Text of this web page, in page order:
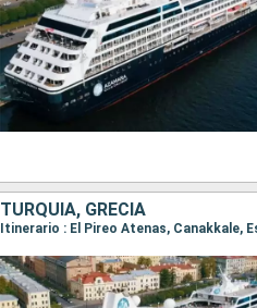
TURQUÍA, GRECIA
Itinerario : El Pireo Atenas, Canakkale,